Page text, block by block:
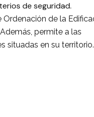
de seguridad.
de la
permite a las
situadas en su territorio.